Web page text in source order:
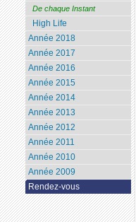
De chaque Instant
High Life
Année 2018
Année 2017
Année 2016
Année 2015
Année 2014
Année 2013
Année 2012
Année 2011
Année 2010
Année 2009
Rendez-vous